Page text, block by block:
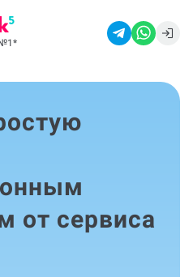
*
от сервиса